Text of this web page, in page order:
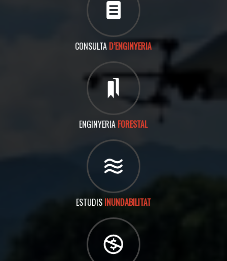
CONSULTA D’ENGINYERIA
ENGINYERIA FORESTAL
ESTUDIS INUNDABILITAT